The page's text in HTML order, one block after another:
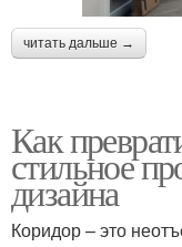
читать дальше →
Как
стильное
дизайна
Коридор – это